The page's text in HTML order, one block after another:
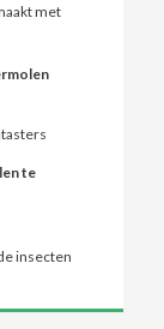
met
te
insecten